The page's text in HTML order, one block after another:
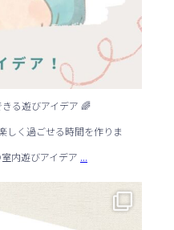
る遊びアイデア 🌈
しく過ごせる時間を作りま
内遊びアイデア ...